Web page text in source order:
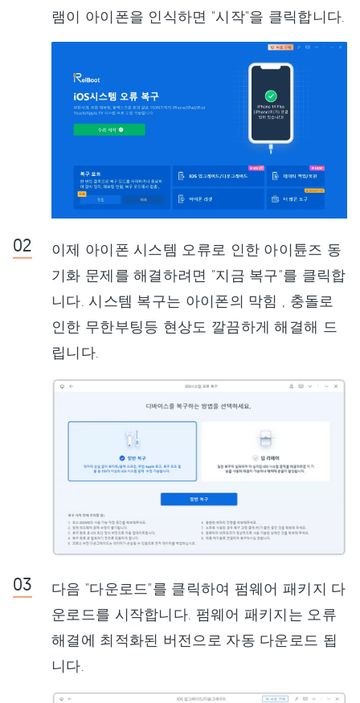
램이 아이폰을 인식하면 "시작"을 클릭합니다.
이제 아이폰 시스템 오류로 인한 아이튠즈 동
기화 문제를 해결하려면 "지금 복구"를 클릭합
니다. 시스템 복구는 아이폰의 막힘 , 충돌로
인한 무한부팅등 현상도 깔끔하게 해결해 드
립니다.
다음 "다운로드"를 클릭하여 펌웨어 패키지 다
운로드를 시작합니다. 펌웨어 패키지는 오류
해결에 최적화된 버전으로 자동 다운로드 됩
니다.